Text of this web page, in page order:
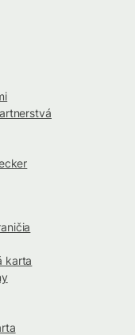
karta